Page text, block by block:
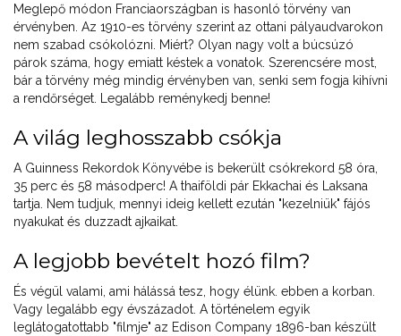
Meglepő módon Franciaországban is hasonló törvény van
érvényben. Az 1910-es törvény szerint az ottani pályaudvarokon
nem szabad csókolózni. Miért? Olyan nagy volt a búcsúzó
párok száma, hogy emiatt késtek a vonatok. Szerencsére most,
bár a törvény még mindig érvényben van, senki sem fogja kihívni
a rendőrséget. Legalább reménykedj benne!
A világ leghosszabb csókja
A Guinness Rekordok Könyvébe is bekerült csókrekord 58 óra,
35 perc és 58 másodperc! A thaiföldi pár Ekkachai és Laksana
tartja. Nem tudjuk, mennyi ideig kellett ezután "kezelniük" fájós
nyakukat és duzzadt ajkaikat.
A legjobb bevételt hozó film?
És végül valami, ami hálássá tesz, hogy élünk. ebben a korban.
Vagy legalább egy évszázadot. A történelem egyik
leglátogatottabb "filmje" az Edison Company 1896-ban készült